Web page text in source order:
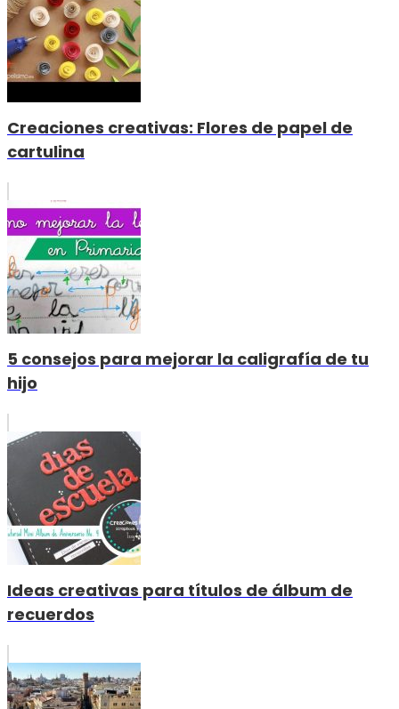
Creaciones creativas: Flores de papel de
cartulina
5 consejos para mejorar la caligrafía de tu
hijo
Ideas creativas para títulos de álbum de
recuerdos